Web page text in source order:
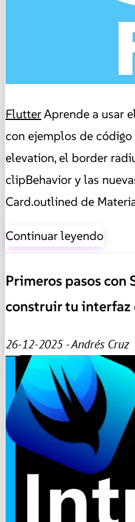
FlutterAprende a usar
con ejemplos de código
elevation, el border
clipBehavior y las
Card.outlined de
Continuar leyendo
Primeros pasos con
construir tu interfaz
26-12-2025 - Andrés Cruz